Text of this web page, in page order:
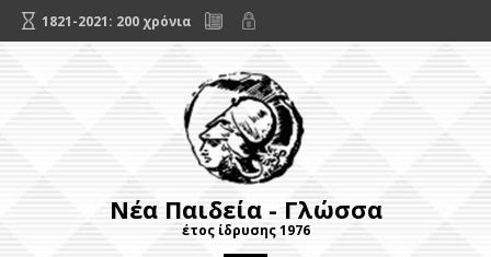
1821-2021: 200 χρόνια
Νέα Παιδεία - Γλώσσα
έτος ίδρυσης 1976